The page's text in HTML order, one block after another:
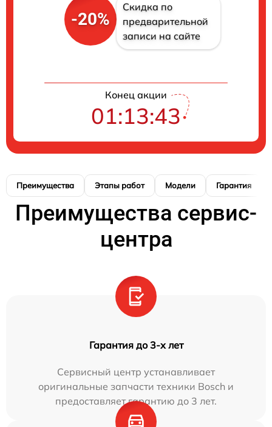
-20%
Скидка по
предварительной
записи на сайте
Конец акции
01:13:42
Преимущества Этапы работ Модели Гарантия
Преимущества сервис-
центра
Гарантия до 3-х лет
Сервисный центр устанавливает
оригинальные запчасти техники Bosch и
предоставляет гарантию до 3 лет.